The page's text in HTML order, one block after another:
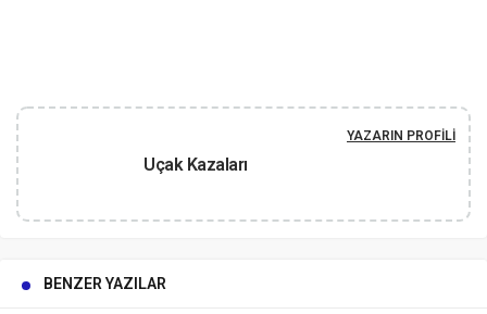
Uçak Kazaları
YAZARIN PROFILI
BENZER YAZILAR